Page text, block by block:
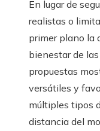
En lugar de
realistas o
primer plano la
bienestar de las
propuestas
versátiles y
múltiples tipos
distancia del